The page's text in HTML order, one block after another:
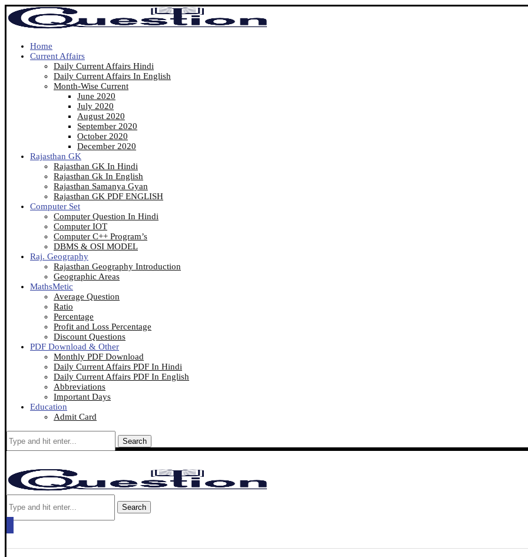
Home
Current Affairs
Daily Current Affairs Hindi
Daily Current Affairs In English
Month-Wise Current
June 2020
July 2020
August 2020
September 2020
October 2020
December 2020
Rajasthan GK
Rajasthan GK In Hindi
Rajasthan Gk In English
Rajasthan Samanya Gyan
Rajasthan GK PDF ENGLISH
Computer Set
Computer Question In Hindi
Computer IOT
Computer C++ Program’s
DBMS & OSI MODEL
Raj. Geography
Rajasthan Geography Introduction
Geographic Areas
MathsMetic
Average Question
Ratio
Percentage
Profit and Loss Percentage
Discount Questions
PDF Download & Other
Monthly PDF Download
Daily Current Affairs PDF In Hindi
Daily Current Affairs PDF In English
Abbreviations
Important Days
Education
Admit Card
Search
Search